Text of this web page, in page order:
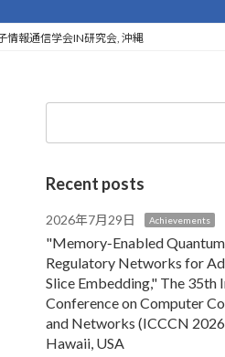
情報通信学会IN研究会, 沖縄
Search
Recent posts
2026年7月29日 Achievements
"Memory‑Enabled
Regulatory Networks for
Slice Embedding," The 35th
Conference on Computer
and Networks (ICCCN
Hawaii, USA